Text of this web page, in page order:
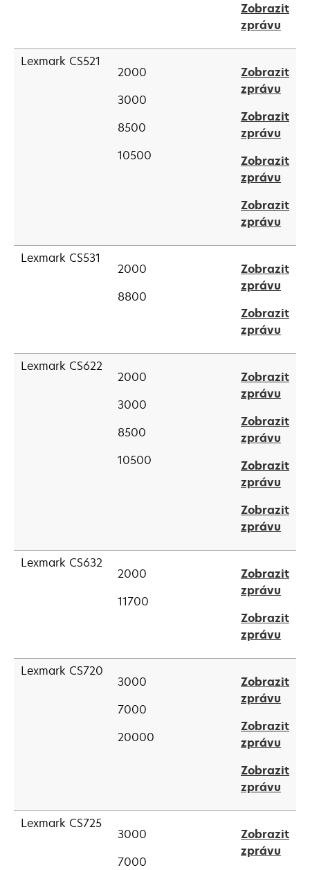
a
new
tab
Zobrazit
zprávu
new
tab
Lexmark CS521
2000
3000
8500
10500
Zobrazit
zprávu
a
new
tab
Zobrazit
zprávu
a
new
tab
Zobrazit
zprávu
a
new
tab
Zobrazit
zprávu
new
tab
Lexmark CS531
2000
8800
Zobrazit
zprávu
a
new
tab
Zobrazit
zprávu
new
tab
Lexmark CS622
2000
3000
8500
10500
Zobrazit
zprávu
a
new
tab
Zobrazit
zprávu
a
new
tab
Zobrazit
zprávu
a
new
tab
Zobrazit
zprávu
new
tab
Lexmark CS632
2000
11700
Zobrazit
zprávu
a
new
tab
Zobrazit
zprávu
new
tab
Lexmark CS720
3000
7000
20000
Zobrazit
zprávu
a
new
tab
Zobrazit
zprávu
a
new
tab
Zobrazit
zprávu
new
tab
Lexmark CS725
3000
7000
Zobrazit
zprávu